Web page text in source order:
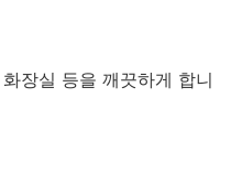
장실 등을 깨끗하게 합니